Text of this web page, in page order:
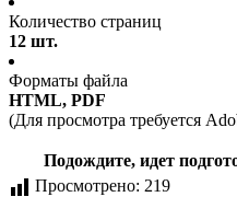
Количество страниц
12 шт.
Форматы файла
HTML, PDF
(Для просмотра требуется
Подождите, идет
Просмотрено: 219